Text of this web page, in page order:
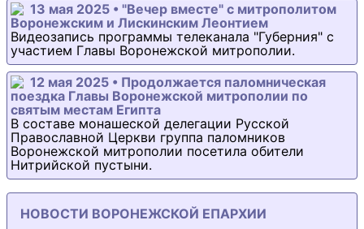
13 мая 2025 • "Вечер вместе" с митрополитом
Воронежским и Лискинским Леонтием
Видеозапись программы телеканала "Губерния" с
участием Главы Воронежской митрополии.
12 мая 2025 • Продолжается паломническая
поездка Главы Воронежской митрополии по
святым местам Египта
В составе монашеской делегации Русской
Православной Церкви группа паломников
Воронежской митрополии посетила обители
Нитрийской пустыни.
НОВОСТИ ВОРОНЕЖСКОЙ ЕПАРХИИ